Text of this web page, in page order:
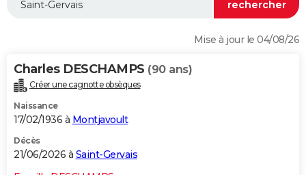
Guides de France
Escapades
Patrimoine
Expositions
Musées
Week-end nature
LIFESTYLE
Alimentation
Guide de la santé
Maladies
Médicaments
Sommeil
VOYAGE
Destinations
City break
Voyage nature
Voyage de noces
Forum
Climat
+PHOTO
GUIDES D'ACHAT
BONS PLANS
Mise à jour le 04/08/26
Charles DESCHAMPS (90 ans)
Créer une cagnotte obsèques
Naissance
17/02/1936 à Montjavoult
Décès
21/06/2026 à Saint-Gervais